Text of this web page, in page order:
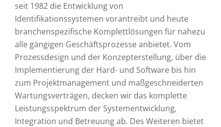
seit 1982 die Entwicklung von
Identifikationssystemen vorantreibt und heute
branchenspezifische Komplettlösungen für nahezu
alle gängigen Geschäftsprozesse anbietet. Vom
Prozessdesign und der Konzepterstellung, über die
Implementierung der Hard- und Software bis hin
zum Projektmanagement und maßgeschneiderten
Wartungsverträgen, decken wir das komplette
Leistungsspektrum der Systementwicklung,
Integration und Betreuung ab. Des Weiteren bietet